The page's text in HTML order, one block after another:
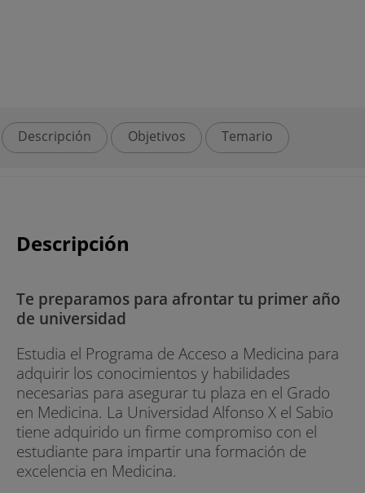
Descripción Objetivos Temario
Descripción
Te preparamos para afrontar tu primer año
de universidad
Estudia el Programa de Acceso a Medicina para
adquirir los conocimientos y habilidades
necesarias para asegurar tu plaza en el Grado
en Medicina. La Universidad Alfonso X el Sabio
tiene adquirido un firme compromiso con el
estudiante para impartir una formación de
excelencia en Medicina.